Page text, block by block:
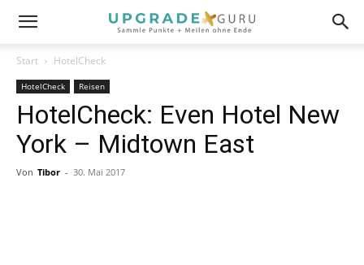
Start HotelCheck
HotelCheck Reisen
HotelCheck: Even Hotel New
York – Midtown East
Von Tibor - 30. Mai 2017